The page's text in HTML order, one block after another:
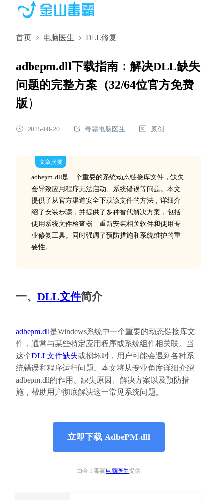
首页 电脑医生 DLL修复
adbepm.dll下载指南：解决DLL缺失
问题的完整方案（32/64位官方免费
版）
2025-08-20 毒霸电脑医生 原创
文章摘要
adbepm.dll是一个重要的系统动态链接库文件，缺失
会导致应用程序无法启动、系统错误等问题。本文
提供了从官方渠道安全下载该文件的方法，详细介
绍了安装步骤，并提供了多种替代解决方案，包括
使用系统文件检查器、重新安装相关软件和使用专
业修复工具。同时强调了预防措施和系统维护的重
要性。
一、 DLL文件简介
adbepm.dll是Windows系统中一个重要的动态链接库文
件，通常与某些特定应用程序或系统组件相关联。当
这个DLL文件缺失或损坏时，用户可能会遇到各种系
统错误和程序运行问题。本文将从专业角度详细介绍
adbepm.dll的作用、缺失原因、解决方案以及预防措
施，帮助用户彻底解决这一常见系统问题。
立即下载 AdbePM.dll
由金山毒霸电脑医生提供